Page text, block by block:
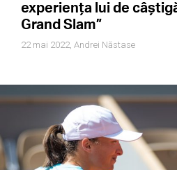
experiența lui de
Grand Slam”
22 mai 2022, Andrei Năstase